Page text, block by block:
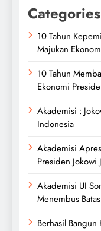
Categories
10 Tahun
Majukan
10 Tahun
Ekonomi
Akademisi :
Indonesia
Akademisi
Presiden Jokowi
Akademisi UI
Menembus Batas
Berhasil